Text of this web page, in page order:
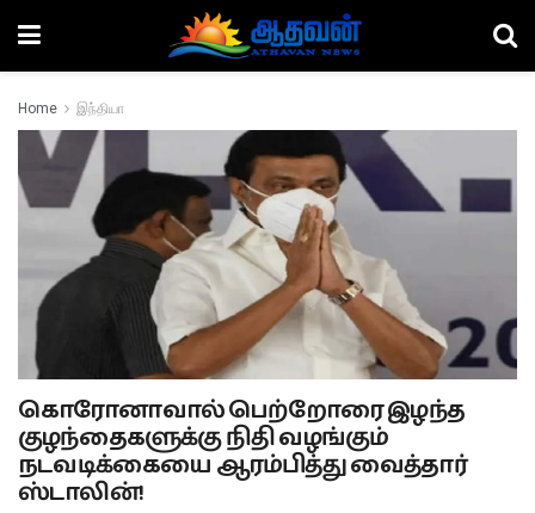
Home இந்தியா
கொரோனாவால் பெற்றோரை இழந்த
குழந்தைகளுக்கு நிதி வழங்கும்
நடவடிக்கையை ஆரம்பித்து வைத்தார்
ஸ்டாலின்!